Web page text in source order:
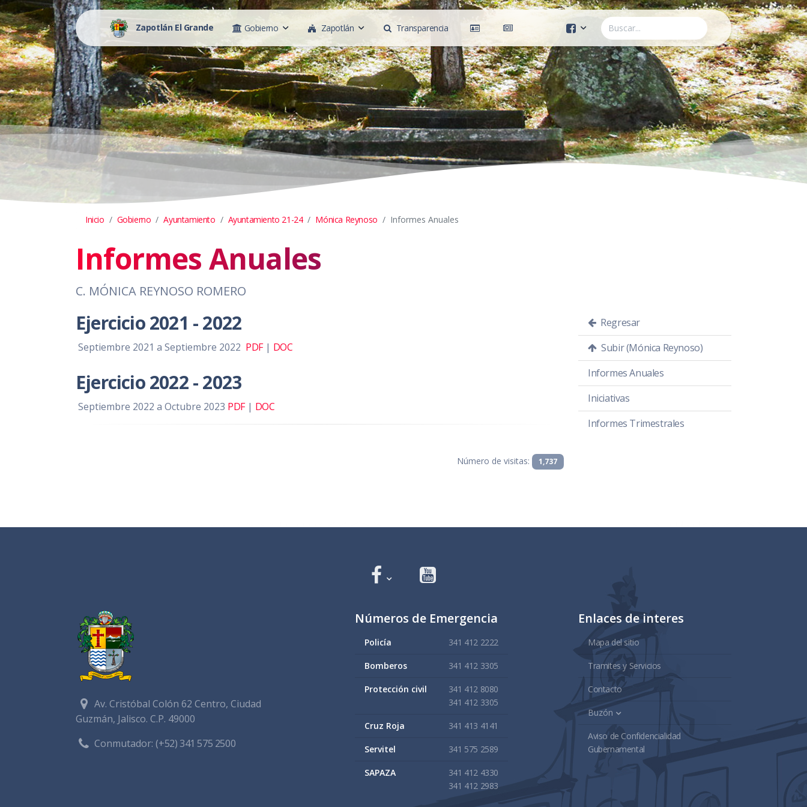
Zapotlán El Grande Gobierno Zapotlán Transparencia
Cuenta Oficial
Construcción de Comunidad
Servicios Públicos
Instituto de la Mujer
Tránsito y Vialidad
Gestión de la Ciudad
Inicio Gobierno Ayuntamiento Ayuntamiento 21-24 Mónica Reynoso Informes Anuales
Informes Anuales
C. MÓNICA REYNOSO ROMERO
Ejercicio 2021 - 2022
Septiembre 2021 a Septiembre 2022 PDF| DOC
Ejercicio 2022 - 2023
Septiembre 2022 a Octubre 2023 PDF| DOC
Número de visitas: 1,737
Regresar
Subir (Mónica Reynoso)
Informes Anuales
Iniciativas
Informes Trimestrales
Av. Cristóbal Colón 62 Centro, Ciudad
Guzmán, Jalisco. C.P. 49000
Conmutador:(+52) 341 575 2500
Números de Emergencia
Policía 341 412 2222
Bomberos 341 412 3305
Protección civil
341 412 8080
341 412 3305
Cruz Roja 341 413 4141
Servitel 341 575 2589
SAPAZA
341 412 4330
341 412 2983
Enlaces de interes
Mapa del sitio
Tramites y Servicios
Contacto
Buzón
Aviso de Confidencialidad
Gubernamental